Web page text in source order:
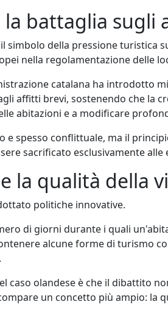
la battaglia sugli
simbolo della pressione turistica
nella regolamentazione delle
catalana ha introdotto
affitti brevi, sostenendo che la
abitazioni e a modificare
spesso conflittuale, ma il
sacrificato esclusivamente
la qualità della
politiche innovative.
di giorni durante i quali
alcune forme di turismo
caso olandese è che il dibattito
un concetto più ampio: la